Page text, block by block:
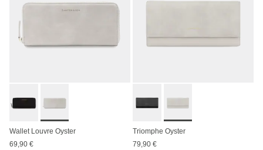
Wallet Louvre Oyster
69,90 €
Triomphe Oyster
79,90 €